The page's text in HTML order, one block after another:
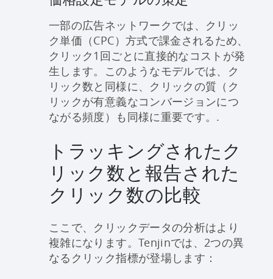
一部の広告ネットワークでは、クリッ
ク単価（CPC）方式で課金されるため、
クリック1回ごとに直接的なコストが発
生します。このようなモデルでは、ク
リック数と同様に、クリックの質（ク
リックが有意義なコンバージョンにつ
ながる頻度）も同様に重要です。.
トラッキングされたク
リック数と報告された
クリック数の比較
ここで、クリックデータの分析はより
複雑になります。Tenjinでは、2つの異
なるクリック指標が登場します：